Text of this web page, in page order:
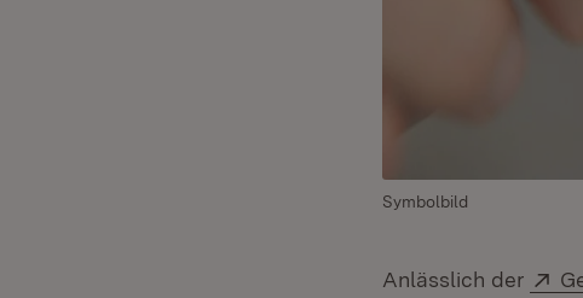
Symbolbild
Anlässlich der